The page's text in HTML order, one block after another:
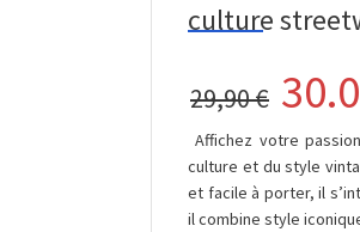
culture
29,90 €
Affichez votre
culture et du style
et facile à porter, il
il combine style